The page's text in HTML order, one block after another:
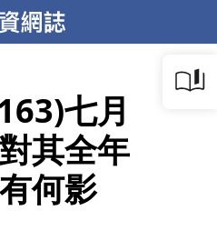
七月
其全年
何影